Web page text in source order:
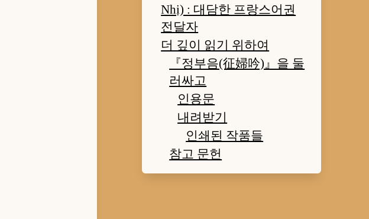
Nhị) : 대담한 프랑스어권
전달자
더 깊이 읽기 위하여
『정부음(征婦吟)』을 둘
러싸고
인용문
내려받기
인쇄된 작품들
참고 문헌